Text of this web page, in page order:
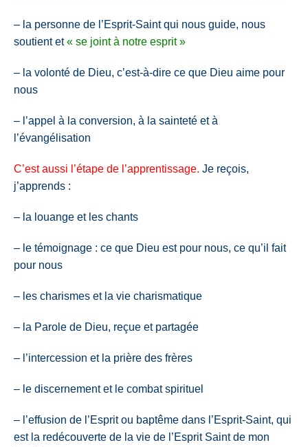
– la personne de l’Esprit-Saint qui nous guide, nous
soutient et« se joint à notre esprit »
– la volonté de Dieu, c’est-à-dire ce que Dieu aime pour
nous
– l’appel à la conversion, à la sainteté et à
l’évangélisation
C’est aussi l’étape de l’apprentissage. Je reçois,
j’apprends :
– la louange et les chants
– le témoignage : ce que Dieu est pour nous, ce qu’il fait
pour nous
– les charismes et la vie charismatique
– la Parole de Dieu, reçue et partagée
– l’intercession et la prière des frères
– le discernement et le combat spirituel
– l’effusion de l’Esprit ou baptême dans l’Esprit-Saint, qui
est la redécouverte de la vie de l’Esprit Saint de mon